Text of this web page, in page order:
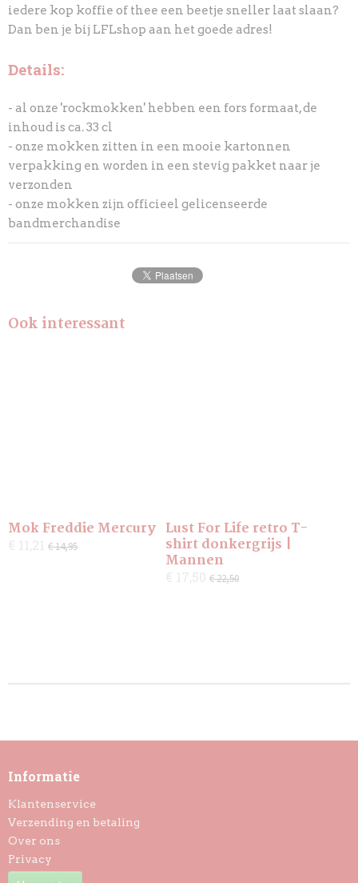
iedere kop koffie of thee een beetje sneller laat slaan?
Dan ben je bij LFLshop aan het goede adres!
Details:
- al onze 'rockmokken' hebben een fors formaat, de
inhoud is ca. 33 cl
- onze mokken zitten in een mooie kartonnen
verpakking en worden in een stevig pakket naar je
verzonden
- onze mokken zijn officieel gelicenseerde
bandmerchandise
Ook interessant
Mok Freddie Mercury
€ 14,95
Lust For Life retro T-
shirt donkergrijs |
Mannen
€ 22,50
Informatie
Klantenservice
Verzending en betaling
Over ons
Privacy